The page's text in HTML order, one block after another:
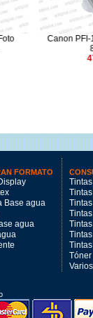
1000M Magenta
FORMATO
Base agua
agua
Tóner
Varios